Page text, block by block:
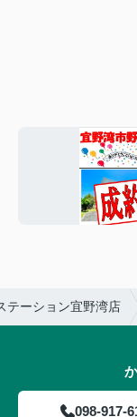
テーション宜野湾店
098-917-